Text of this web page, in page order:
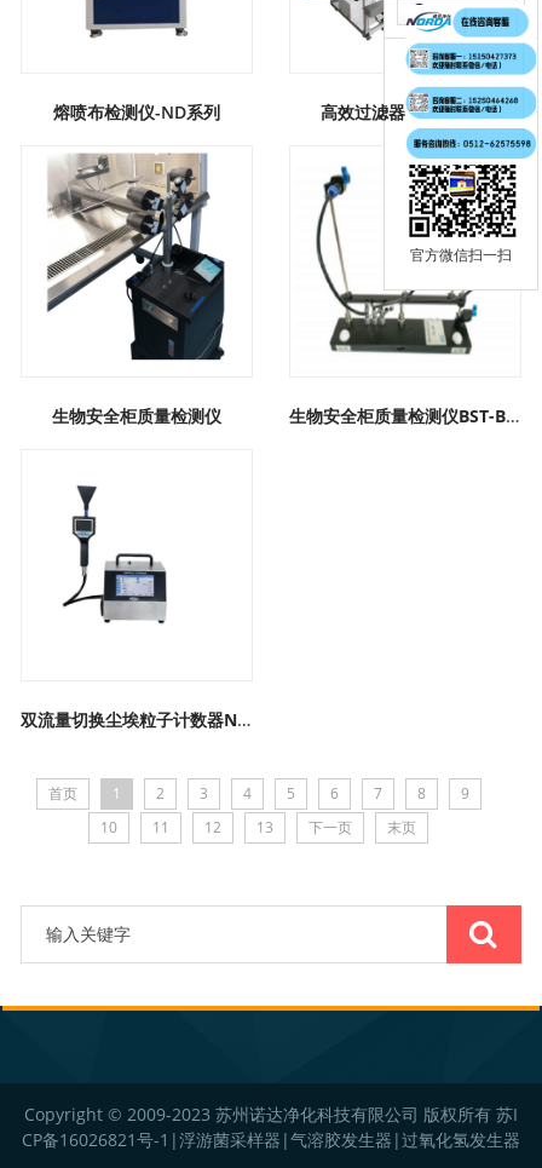
熔喷布检测仪-ND系列 高效过滤器扫描测试台
生物安全柜质量检测仪 生物安全柜质量检测仪BST-BIII
双流量切换尘埃粒子计数器ND-9103
首页 1 2 3 4 5 6 7 8
9
10
11 12 13 下一页 末页
在线咨询
咨询电话：
0512-62575598
官方微信扫一扫
Copyright © 2009-2023 苏州诺达净化科技有限公司 版权所有 苏I
CP备16026821号-1 |浮游菌采样器 |气溶胶发生器 |过氧化氢发生器